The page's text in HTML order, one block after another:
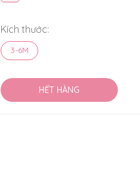
Kích thước:
3-6M
HẾT HÀNG